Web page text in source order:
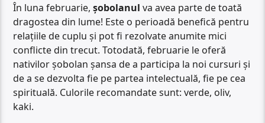
În luna februarie,șobolanul va avea parte de toată
dragostea din lume! Este o perioadă benefică pentru
relațiile de cuplu și pot fi rezolvate anumite mici
conflicte din trecut. Totodată, februarie le oferă
nativilor șobolan șansa de a participa la noi cursuri și
de a se dezvolta fie pe partea intelectuală, fie pe cea
spirituală. Culorile recomandate sunt: verde, oliv,
kaki.